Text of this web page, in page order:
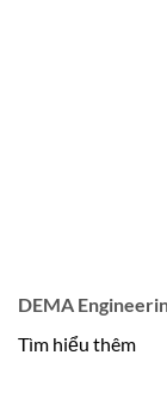
DEMA
Tìm hiểu thêm